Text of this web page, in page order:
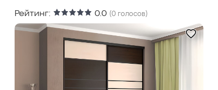
Рейтинг: 0.0 (0 голосов)